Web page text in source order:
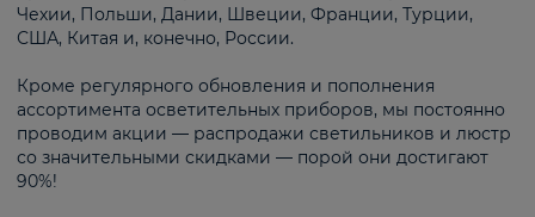
Чехии, Польши, Дании, Швеции, Франции, Турции,
США, Китая и, конечно, России.
Кроме регулярного обновления и пополнения
ассортимента осветительных приборов, мы постоянно
проводим акции — распродажи светильников и люстр
со значительными скидками — порой они достигают
90%!